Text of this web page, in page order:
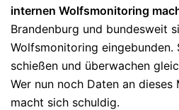
internen Wolfsmonitoring
Brandenburg und bundesweit
Wolfsmonitoring eingebunden.
schießen und überwachen
Wer nun noch Daten an
macht sich schuldig.